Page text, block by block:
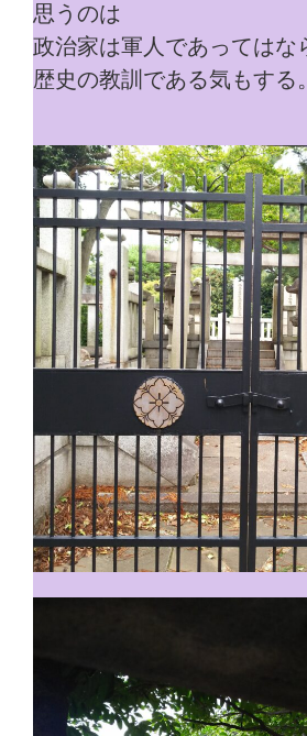
思うのは
政治家は軍人であってはな
歴史の教訓である気もする。